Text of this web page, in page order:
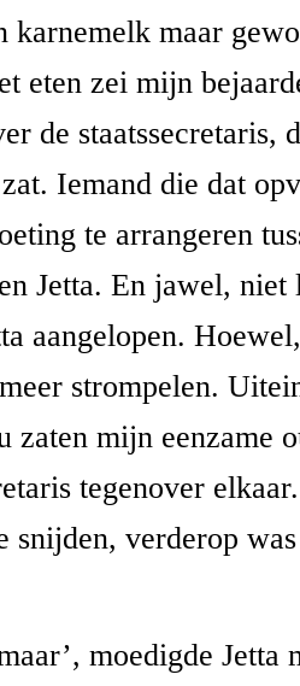
karnemelk maar
eten zei mijn
de staatssecretaris,
Iemand die dat
te arrangeren
Jetta. En jawel, niet
aangelopen.
strompelen.
zaten mijn eenzame
tegenover
snijden, verderop
moedigde Jetta